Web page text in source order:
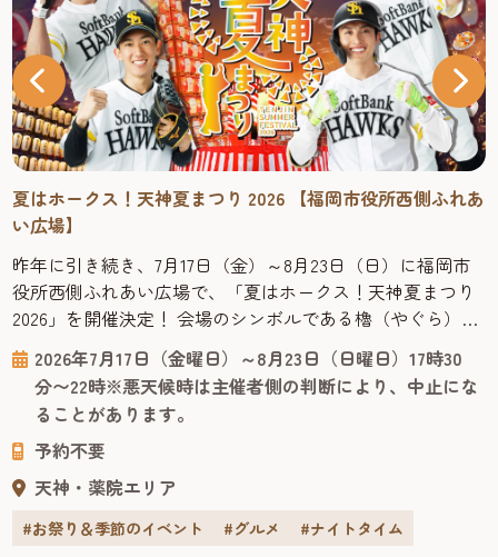
夏はホークス！天神夏まつり 2026 【福岡市役所西側ふれあ
い広場】
昨年に引き続き、7月17日（金）～8月23日（日）に福岡市
役所西側ふれあい広場で、「夏はホークス！天神夏まつり
2026」を開催決定！ 会場のシンボルである櫓（やぐら）は
ホークス仕様に装飾され、お気に入りの選手と写真撮影を
楽しめるフォトスポットとして会場を彩ります。さらに、
ホークス戦のナイター試合開催日にはパブリックビューイ
ングを実施！ ■「夏はホークス！天神夏まつり2026」とは
「天神...
2026年7月17日（金曜日）～8月23日（日曜日）17時30
分〜22時※悪天候時は主催者側の判断により、中止にな
ることがあります。
予約不要
天神・薬院エリア
#お祭り＆季節のイベント #グルメ #ナイトタイム